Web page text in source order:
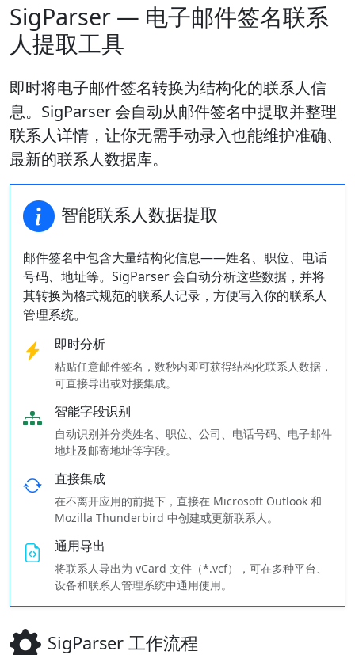
SigParser — 电子邮件签名联系
人提取工具
即时将电子邮件签名转换为结构化的联系人信
息。SigParser 会自动从邮件签名中提取并整理
联系人详情，让你无需手动录入也能维护准确、
最新的联系人数据库。
智能联系人数据提取
邮件签名中包含大量结构化信息——姓名、职位、电话
号码、地址等。SigParser 会自动分析这些数据，并将
其转换为格式规范的联系人记录，方便写入你的联系人
管理系统。
即时分析
粘贴任意邮件签名，数秒内即可获得结构化联系人数据，
可直接导出或对接集成。
智能字段识别
自动识别并分类姓名、职位、公司、电话号码、电子邮件
地址及邮寄地址等字段。
直接集成
在不离开应用的前提下，直接在 Microsoft Outlook 和
Mozilla Thunderbird 中创建或更新联系人。
通用导出
将联系人导出为 vCard 文件（*.vcf），可在多种平台、
设备和联系人管理系统中通用使用。
SigParser 工作流程